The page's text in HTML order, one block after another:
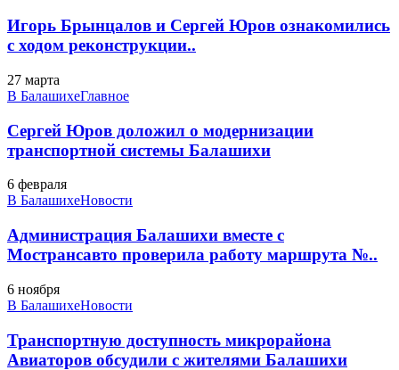
Игорь Брынцалов и Сергей Юров ознакомились
с ходом реконструкции..
27 марта
В БалашихеГлавное
Сергей Юров доложил о модернизации
транспортной системы Балашихи
6 февраля
В БалашихеНовости
Администрация Балашихи вместе с
Мострансавто проверила работу маршрута №..
6 ноября
В БалашихеНовости
Транспортную доступность микрорайона
Авиаторов обсудили с жителями Балашихи